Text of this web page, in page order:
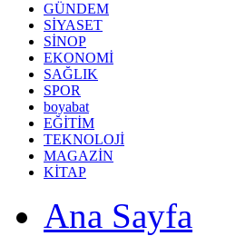
GÜNDEM
SİYASET
SİNOP
EKONOMİ
SAĞLIK
SPOR
boyabat
EĞİTİM
TEKNOLOJİ
MAGAZİN
KİTAP
Ana Sayfa